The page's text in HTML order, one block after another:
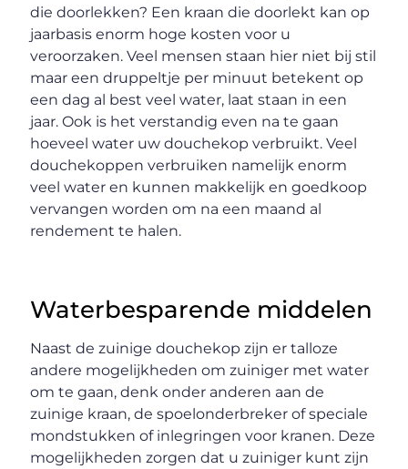
die doorlekken? Een kraan die doorlekt kan op
jaarbasis enorm hoge kosten voor u
veroorzaken. Veel mensen staan hier niet bij stil
maar een druppeltje per minuut betekent op
een dag al best veel water, laat staan in een
jaar. Ook is het verstandig even na te gaan
hoeveel water uw douchekop verbruikt. Veel
douchekoppen verbruiken namelijk enorm
veel water en kunnen makkelijk en goedkoop
vervangen worden om na een maand al
rendement te halen.
Waterbesparende middelen
Naast de zuinige douchekop zijn er talloze
andere mogelijkheden om zuiniger met water
om te gaan, denk onder anderen aan de
zuinige kraan, de spoelonderbreker of speciale
mondstukken of inlegringen voor kranen. Deze
mogelijkheden zorgen dat u zuiniger kunt zijn